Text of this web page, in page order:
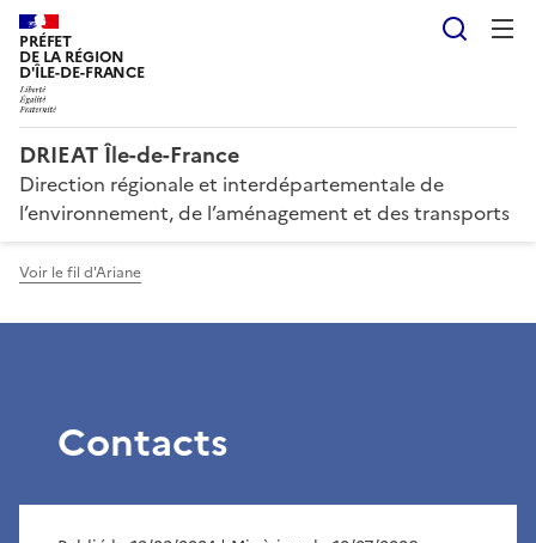
PRÉFET
DE LA RÉGION
D'ÎLE-DE-FRANCE
DRIEAT Île-de-France
Direction régionale et interdépartementale de
l’environnement, de l’aménagement et des transports
Voir le fil d'Ariane
Contacts